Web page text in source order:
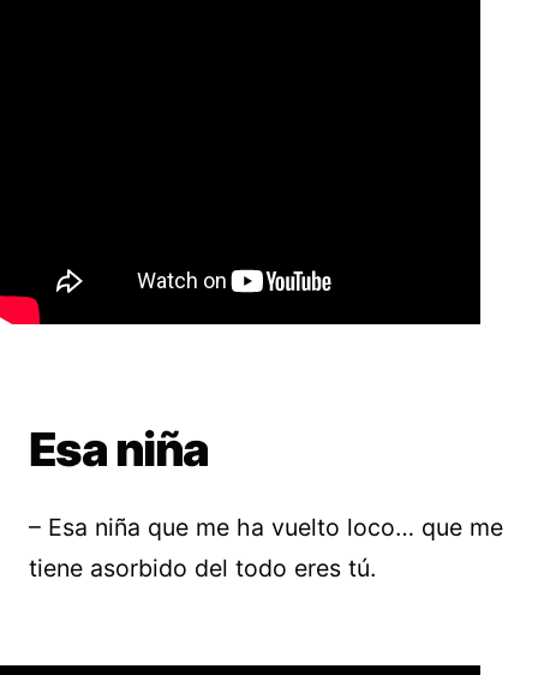
Esa niña
– Esa niña que me ha vuelto loco… que me
tiene asorbido del todo eres tú.